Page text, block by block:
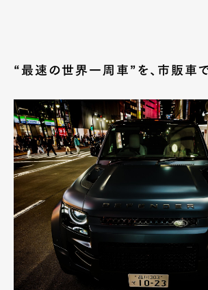
“最速の世界一周車”を、市販車